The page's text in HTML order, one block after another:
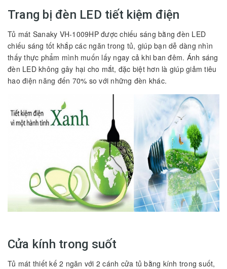
Trang bị đèn LED tiết kiệm điện
Tủ mát Sanaky VH-1009HP được chiếu sáng bằng đèn LED
chiếu sáng tốt khắp các ngăn trong tủ, giúp bạn dễ dàng nhìn
thấy thực phẩm mình muốn lấy ngay cả khi ban đêm. Ánh sáng
đèn LED không gây hại cho mắt, đặc biệt hơn là giúp giảm tiêu
hao điện năng đến 70% so với những đèn khác.
Cửa kính trong suốt
Tủ mát thiết kế 2 ngăn với 2 cánh cửa tủ bằng kính trong suốt,